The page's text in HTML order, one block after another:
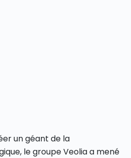
un géant de la
le groupe Veolia a mené